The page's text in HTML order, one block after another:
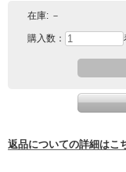
在庫: －
購入数：
返品についての詳細はこ